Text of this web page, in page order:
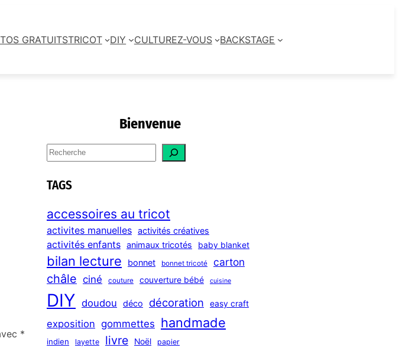
GRATUITSTRICOT DIY CULTUREZ-VOUS BACKSTAGE
*
Bienvenue
S
e
a
r
h
TAGS
accessoires au tricot
activites manuelles activités créatives
activités enfants animaux tricotés baby blanket
bilan lecture bonnet bonnet tricoté carton
châle ciné couture couverture bébé cuisine
DIY doudou déco décoration easy craft
exposition gommettes handmade
indien layette livre Noël papier